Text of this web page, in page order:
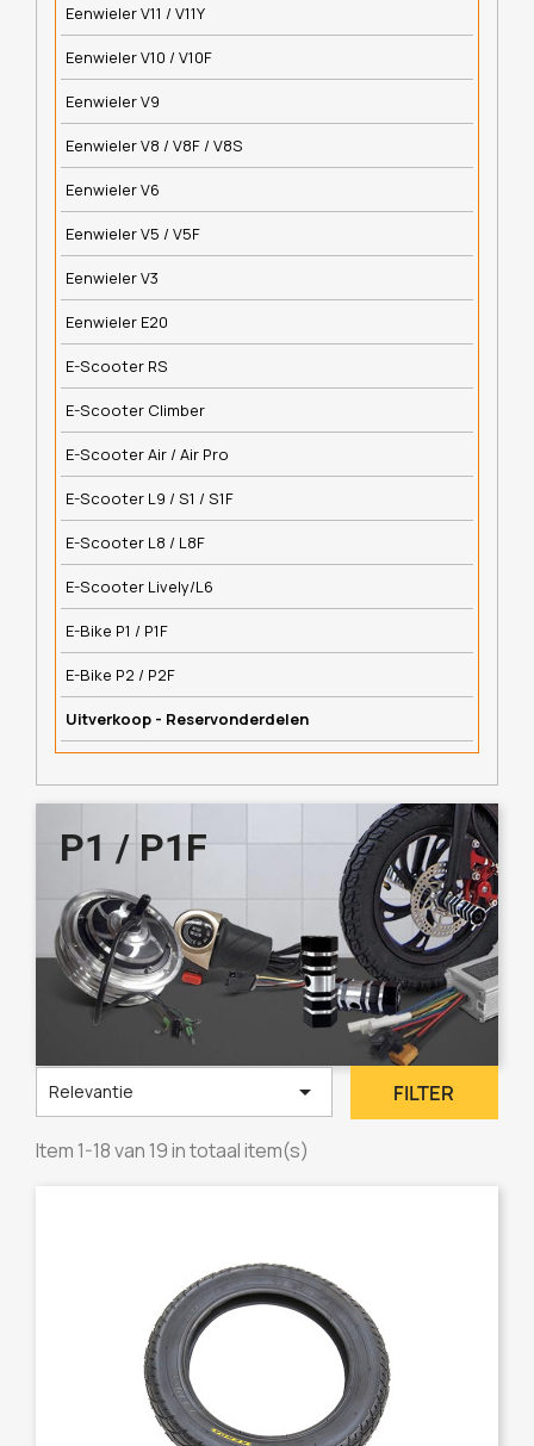
Eenwieler V11 / V11Y
Eenwieler V10 / V10F
Eenwieler V9
Eenwieler V8 / V8F / V8S
Eenwieler V6
Eenwieler V5 / V5F
Eenwieler V3
Eenwieler E20
E-Scooter RS
E-Scooter Climber
E-Scooter Air / Air Pro
E-Scooter L9 / S1 / S1F
E-Scooter L8 / L8F
E-Scooter Lively/L6
E-Bike P1 / P1F
E-Bike P2 / P2F
Uitverkoop - Reservonderdelen
P1 / P1F
Relevantie  FILTER
Item 1-18 van 19 in totaal item(s)